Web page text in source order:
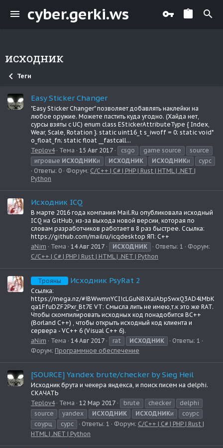
cyber.gerki.ws
исходник
Теги
Easy Sticker Changer
"Easy Sticker Changer" позволяет добавлять наклейки на
любое оружие. Можете пастить куда угодно. (Хайда нет,
сурсы взяты с UC) enum class EStickerAttributeType { Index,
Wear, Scale, Rotation }; static uint16_t s_iwoff = 0; static void*
o_float_fn; static float __fastcall...
Teplov4
Тема 15 Авг 2017 csgo game source
source
игровые ИСХОДНИКи ИСХОДНИК ИСХОДНИКи
сурс
Ответы: 0
Форум: С/C++ | C# | PHP | Rust | HTML | .NET |
Python
Исходник ICQ
В марте 2016 года компания Mail.Ru опубликовала исходный
ICQ на GitHub, из-за выхода новой версии, которая по
словам разработчиков работает в 8 раз быстрее. Ссылка:
https://github.com/mailru/icqdesktop ЯП: C++
aNim
Тема 14 Авг 2017 ИСХОДНИК Ответы: 1
Форум:
С/C++ | C# | PHP | Rust | HTML | .NET | Python
Трояны Исходник PsyRat 2
Ссылка:
https://mega.nz/#!BWwmnYCI!cLGuN8iXaJAbpSwxQ3AD4lMbK
qa1FfuDZF2Pxr_Bt7E VT: Смысла лить не имею,т.к это же RAT.
Чтобы скомпилировать исходных код понадобится BC++
(Borland C++) , чтобы открыть исходный код клиента и
сервера - VC++ 6 (Visual C++ 6).
aNim
Тема 14 Авг 2017 rat ИСХОДНИК
Ответы: 1
Форум: Программное обеспечение
[SOURCE] Yandex brute/checker by Sieg Heil
Исходник брута и чекера яндекса, и поиск писем на delphi.
СКАЧАТЬ
Teplov4
Тема 12 Мар 2017 brute checker
delphi
source
yandex ИСХОДНИК ИСХОДНИКи
соурс
соурц
сурс Ответы: 1 Форум: С/C++ | C# | PHP | Rust |
HTML | .NET | Python